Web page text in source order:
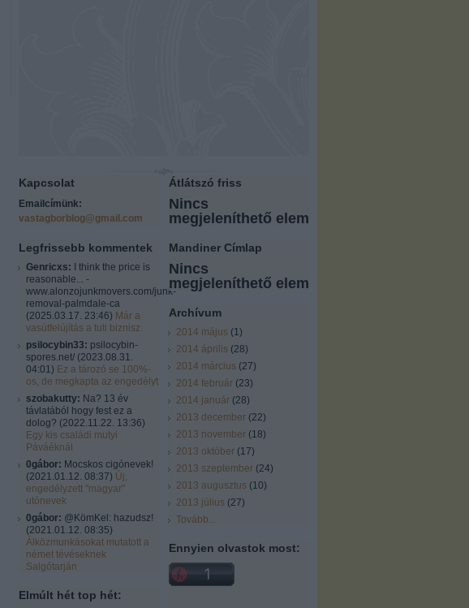
Kapcsolat
Emailcímünk:
vastagborblog@gmail.com
Legfrissebb kommentek
Genricxs: I think the price is
reasonable... -
www.alonzojunkmovers.com/junk-
removal-palmdale-ca
(2025.03.17. 23:46) Már a
vasútfelújítás a tuti biznisz
psilocybin33: psilocybin-
spores.net/ (2023.08.31.
04:01) Ez a tározó se 100%-
os, de megkapta az engedélyt
szobakutty: Na? 13 év
távlatából hogy fest ez a
dolog? (2022.11.22. 13:36)
Egy kis családi mutyi
Páváéknál
0gábor: Mocskos cigónevek!
(2021.01.12. 08:37) Új,
engedélyzett "magyar"
utónevek
0gábor: @KömKel: hazudsz!
(2021.01.12. 08:35)
Álközmunkásokat mutatott a
német tévéseknek
Salgótarján
Elmúlt hét top hét:
Átlátszó friss
Nincs
megjeleníthető elem
Mandiner Címlap
Nincs
megjeleníthető elem
Archívum
2014 május (1)
2014 április (28)
2014 március (27)
2014 február (23)
2014 január (28)
2013 december (22)
2013 november (18)
2013 október (17)
2013 szeptember (24)
2013 augusztus (10)
2013 július (27)
Tovább...
Ennyien olvastok most: